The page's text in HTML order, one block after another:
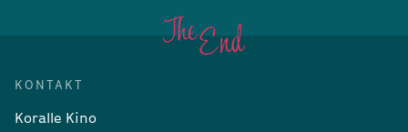
KONTAKT
Koralle Kino